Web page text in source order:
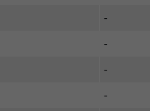
-
-
-
-